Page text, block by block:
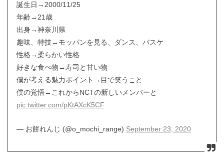
誕生日→2000/11/25
年齢→21歳
出身→神奈川県
趣味、特技→モッパンを見る、ダンス、バスケ
性格→柔らかい性格
好きな食べ物→寿司と甘い物
僕が考える魅力ポイント→目で笑うこと
僕の覚悟→これからNCTの新しいメンバーと
pic.twitter.com/pKtAXcK5CF
— お餅れんじ (@o_mochi_range) September 23, 2020